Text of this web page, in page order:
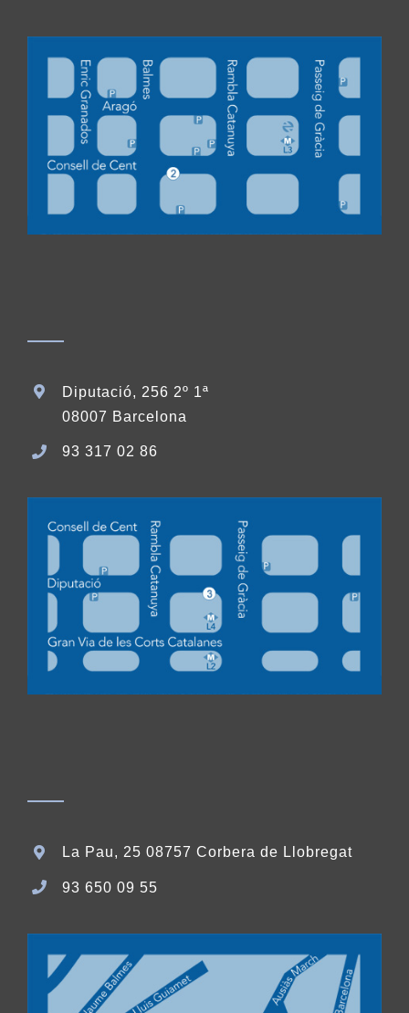
Diputació, 256 2º 1ª
08007 Barcelona
93 317 02 86
La Pau, 25 08757 Corbera de Llobregat
93 650 09 55